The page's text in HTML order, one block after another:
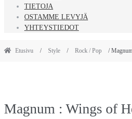
TIETOJA
OSTAMME LEVYJÄ
YHTEYSTIEDOT
Etusivu / Style / Rock / Pop /
Magnum : Wings of